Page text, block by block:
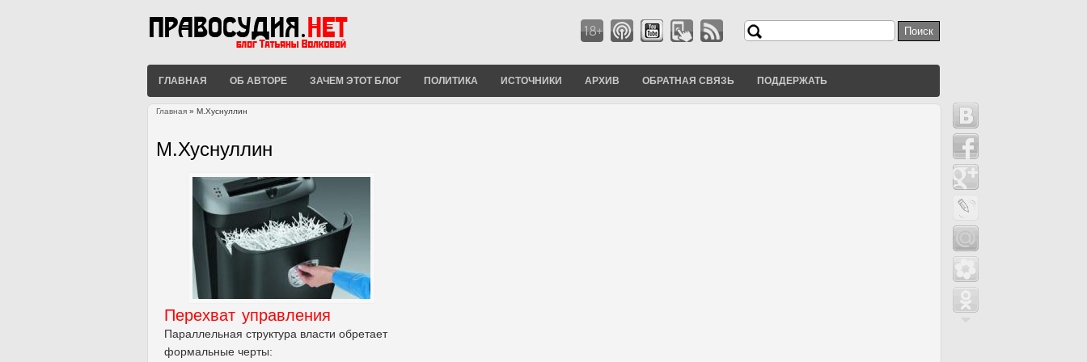
Форма поиска
Поиск
ГЛАВНАЯ ОБ АВТОРЕ ЗАЧЕМ ЭТОТ БЛОГ ПОЛИТИКА ИСТОЧНИКИ АРХИВ ОБРАТНАЯ СВЯЗЬ ПОДДЕРЖАТЬ
Главная » М.Хуснуллин
М.Хуснуллин
Перехват управления
Параллельная структура власти обретает
формальные черты: